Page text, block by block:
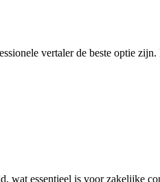
vertaler de beste optie zijn.
wat essentieel is voor zakelijke